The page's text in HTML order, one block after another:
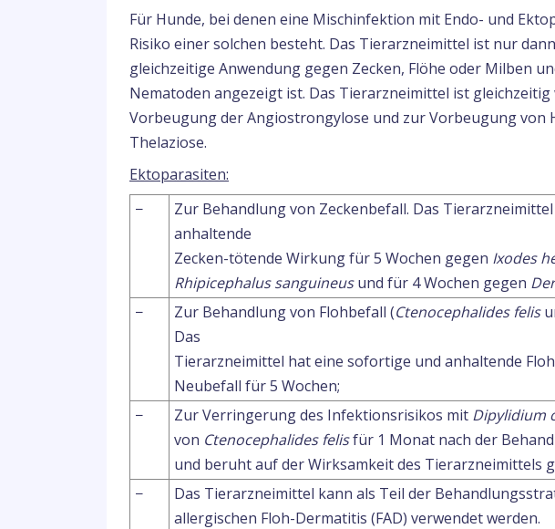
Für Hunde, bei denen eine Mischinfektion mit Endo- und
Risiko einer solchen besteht. Das Tierarzneimittel ist nur
gleichzeitige Anwendung gegen Zecken, Flöhe oder Milben
Nematoden angezeigt ist. Das Tierarzneimittel ist
Vorbeugung der Angiostrongylose und zur Vorbeugung von
Thelaziose.
Ektoparasiten:
−
Zur Behandlung von Zeckenbefall. Das
anhaltende
Zecken-tötende Wirkung für 5 Wochen gegen Ixodes
Rhipicephalus sanguineusund für 4 Wochen gegen
−
Zur Behandlung von Flohbefall (Ctenocephalides felis
Das
Tierarzneimittel hat eine sofortige und anhaltende
Neubefall für 5 Wochen;
−
Zur Verringerung des Infektionsrisikos mit Dipylidium
von Ctenocephalides felisfür 1 Monat nach der
und beruht auf der Wirksamkeit des Tierarzneimittels
−
Das Tierarzneimittel kann als Teil der
allergischen Floh-Dermatitis (FAD) verwendet werden.